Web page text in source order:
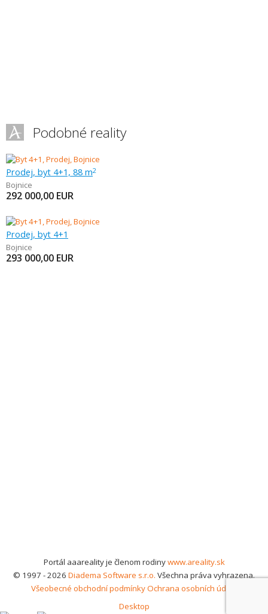
Podobné reality
Prodej, byt 4+1, 88 m2
Bojnice
292 000,00 EUR
Prodej, byt 4+1
Bojnice
293 000,00 EUR
Portál aaareality je členom rodinywww.areality.sk
© 1997 - 2026 Diadema Software s.r.o. Všechna práva vyhrazena.
Všeobecné obchodní podmínkyOchrana osobních údajů
Desktop